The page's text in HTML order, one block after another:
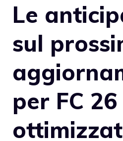
Le
sul
per FC 26